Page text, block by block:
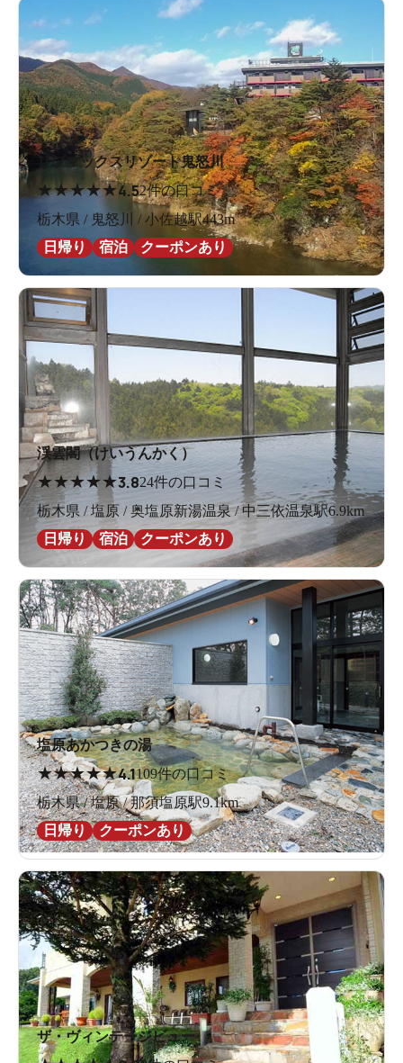
リブマックスリゾート鬼怒川
★★★★★4.52件の口コミ
栃木県 / 鬼怒川 / 小佐越駅443m
日帰り
宿泊 クーポンあり
渓雲閣（けいうんかく）
★★★★★3.824件の口コミ
栃木県 / 塩原 / 奥塩原新湯温泉 / 中三依温泉駅6.9km
日帰り
宿泊 クーポンあり
塩原あかつきの湯
★★★★★4.1109件の口コミ
栃木県 / 塩原 / 那須塩原駅9.1km
日帰り
クーポンあり
ザ・ヴィンテージビュー